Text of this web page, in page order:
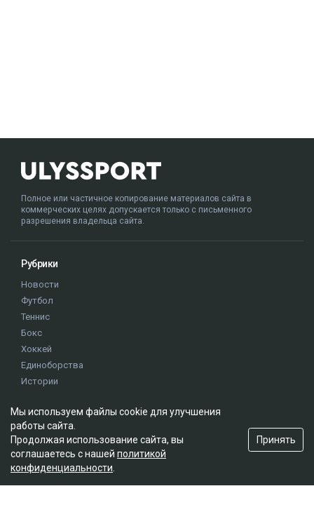
Полное или частичное копирование материалов сайта в
коммерческих целях допускается только с письменного
разрешения владельца сайта.
Рубрики
Новости
Футбол
Теннис
Бокс
Хоккей
Единоборства
Истории
Редакция
О проекте
Правила сайта
Мы используем файлы cookie для улучшения
работы сайта.
Продолжая использование сайта, вы
соглашаетесь с нашей политикой
конфиденциальности
Принять